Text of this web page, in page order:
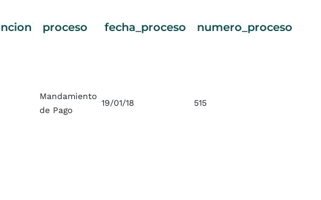
proceso fecha_proceso
numero_proceso
Mandamiento
de Pago
19/01/18 515